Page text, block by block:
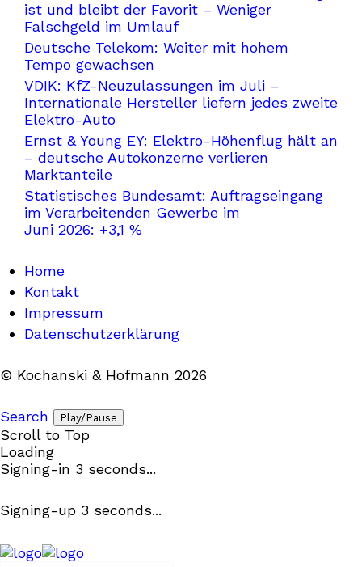
ist und bleibt der Favorit – Weniger
Falschgeld im Umlauf
Deutsche Telekom: Weiter mit hohem
Tempo gewachsen
VDIK: KfZ-Neuzulassungen im Juli –
Internationale Hersteller liefern jedes zweite
Elektro-Auto
Ernst & Young EY: Elektro-Höhenflug hält an
– deutsche Autokonzerne verlieren
Marktanteile
Statistisches Bundesamt: Auftragseingang
im Verarbeitenden Gewerbe im
Juni 2026: +3,1 %
Home
Kontakt
Impressum
Datenschutzerklärung
© Kochanski & Hofmann 2026
Search Play/Pause
Scroll to Top
Loading
Signing-in 3 seconds...
Signing-up 3 seconds...